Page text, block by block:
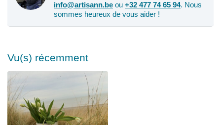
info@artisann.be ou +32 477 74 65 94. Nous
sommes heureux de vous aider !
Vu(s) récemment